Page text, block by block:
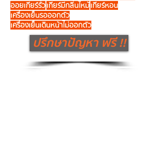
มีเสียงหอนช่วงขับขี่รถสั่นรถเร่งไม่ขึ้น
เครื่องร้อนขับขี่ปกติเครื่องเย็นรถไม่ออกตัว
เปลี่ยนน้ำมันเกียร์AUDIISUZU
MINI COOPERPROTONฟลัชชิ่งน้ำมันเกียร์
ออยเกียร์รั่วเกียร์มีกลิ่นไหม้เกียร์หอน
เครื่องเย็นรอออกตัว
เครื่องเย็นเดินหน้าไม่ออกตัว